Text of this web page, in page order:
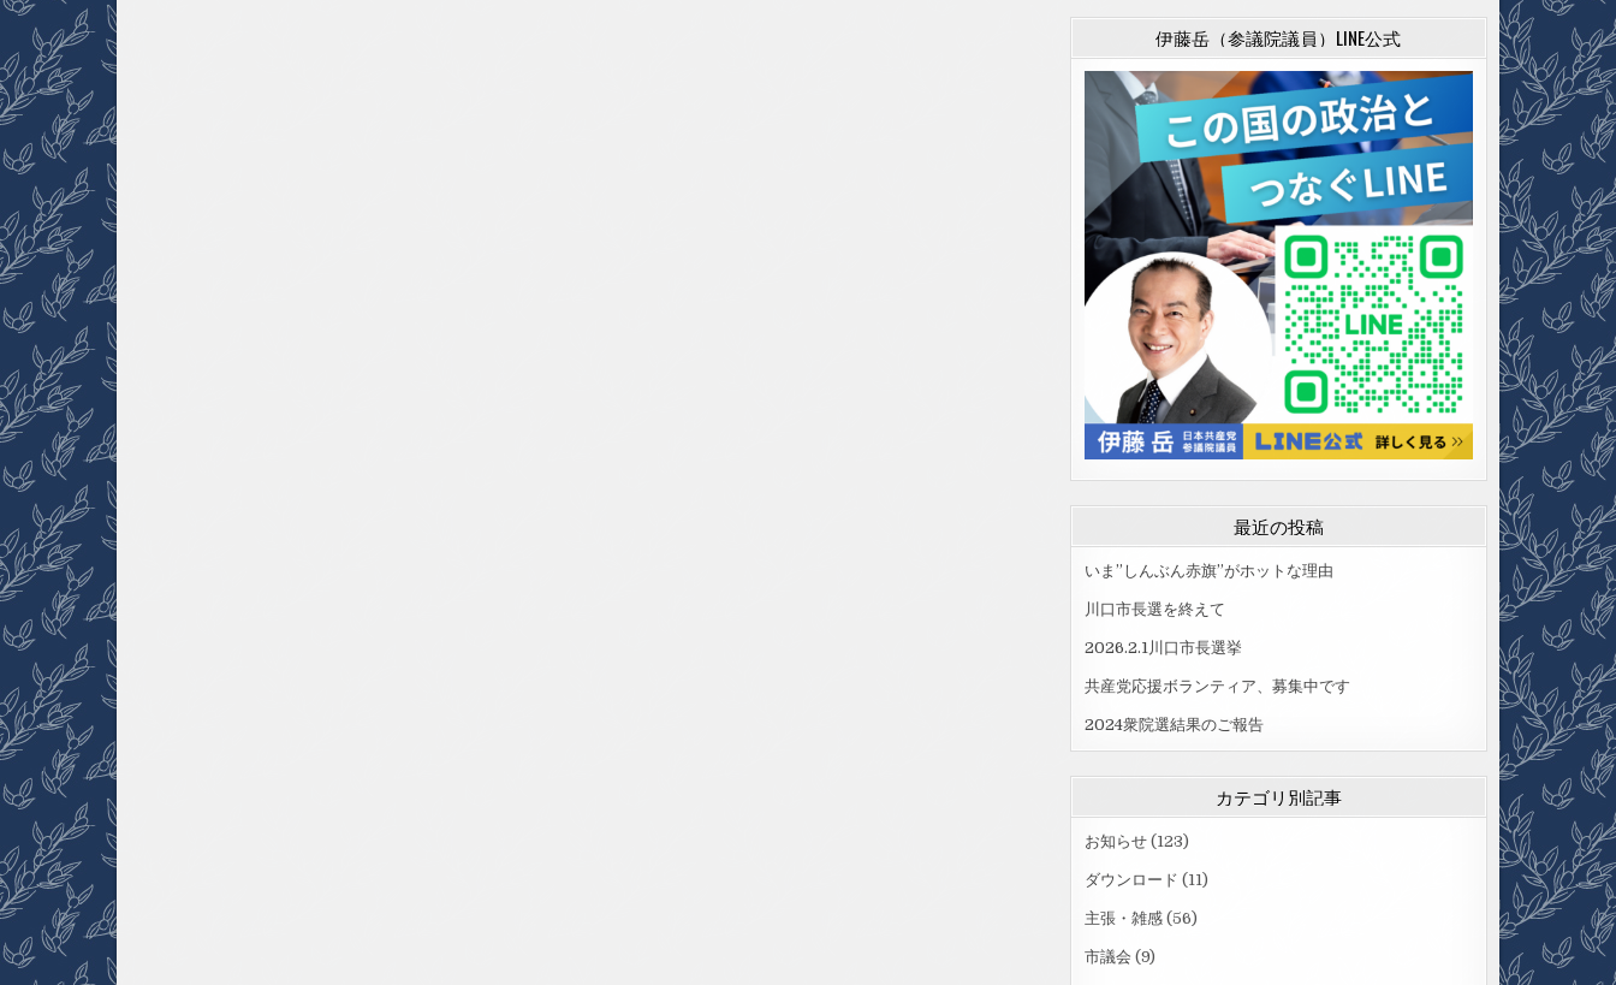
伊藤岳（参議院議員）LINE公式
最近の投稿
いま”しんぶん赤旗”がホットな理由
川口市長選を終えて
2026.2.1川口市長選挙
共産党応援ボランティア、募集中です
2024衆院選結果のご報告
カテゴリ別記事
お知らせ(123)
ダウンロード (11)
主張・雑感(56)
市議会 (9)